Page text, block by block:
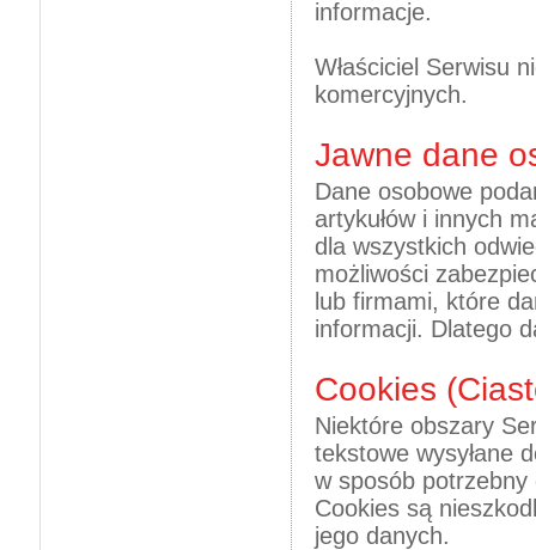
informacje.
Właściciel Serwisu
komercyjnych.
Jawne dane
Dane osobowe
artykułów i innych
dla wszystkich
możliwości
lub firmami, które
informacji. Dlatego
Cookies
Niektóre obszary
tekstowe wysyłane
w sposób
Cookies są
jego danych.